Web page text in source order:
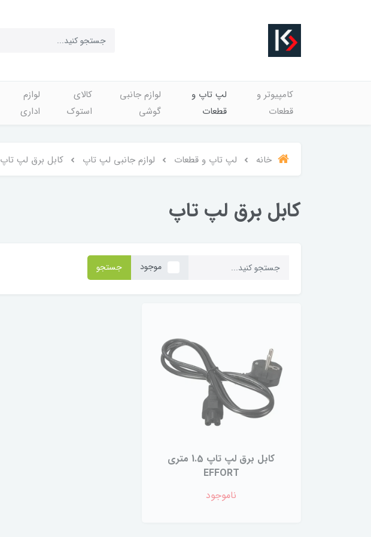
کامپیوتر و
قطعات
لپ تاپ و
قطعات
لوازم جانبی
گوشی
کالای
استوک
لوازم
اداری
خانه لپ تاپ و قطعات لوازم جانبی لپ تاپ کابل برق لپ تاپ
کابل برق لپ تاپ
موجود جستجو
کابل برق لپ تاپ 1.5 متری
EFFORT
ناموجود